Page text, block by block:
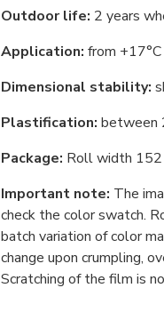
Outdoor life: 2 years
Application: from
Dimensional stability:
Plastification: between
Package: Roll width 152
Important note: The
check the color swatch.
batch variation of color
change upon crumpling,
Scratching of the film is